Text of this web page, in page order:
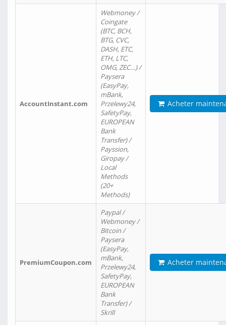
AccountInstant.com
Webmoney /
Coingate
(BTC, BCH,
BTG, CVC,
DASH, ETC,
ETH, LTC,
OMG, ZEC…) /
Paysera
(EasyPay,
mBank,
Przelewy24,
SafetyPay,
EUROPEAN
Bank
Transfer) /
Payssion,
Giropay /
Local
Methods
(20+
Methods)
Acheter
PremiumCoupon.com
Paypal /
Webmoney /
Bitcoin /
Paysera
(EasyPay,
mBank,
Przelewy24,
SafetyPay,
EUROPEAN
Bank
Transfer) /
Skrill
Acheter